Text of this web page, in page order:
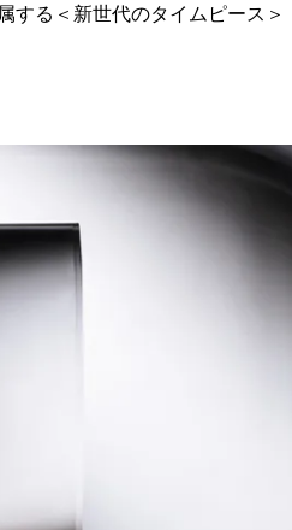
する＜新世代のタイムピース＞